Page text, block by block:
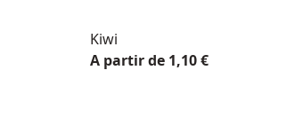
Kiwi
A partir de 1,10 €